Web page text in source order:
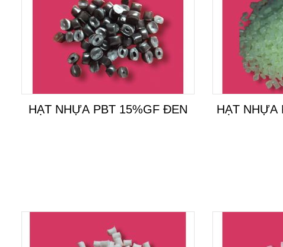
HẠT NHỰA PBT 15%GF ĐEN HẠT NHỰA